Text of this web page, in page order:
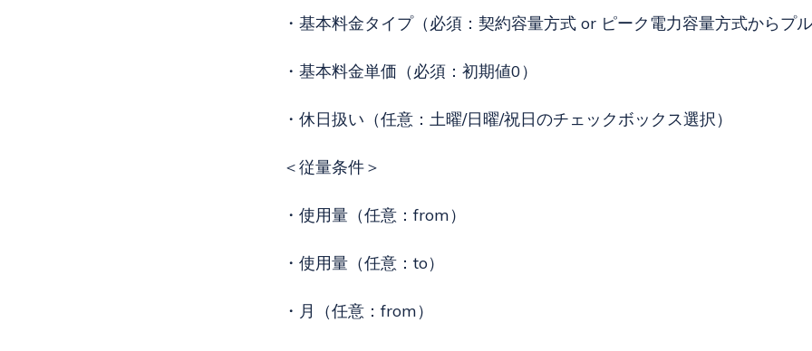
・基本料金タイプ（必須：契約容量方式 or ピーク電力容量方式からプル
・基本料金単価（必須：初期値0）
・休日扱い（任意：土曜/日曜/祝日のチェックボックス選択）
＜従量条件＞
・使用量（任意：from）
・使用量（任意：to）
・月（任意：from）